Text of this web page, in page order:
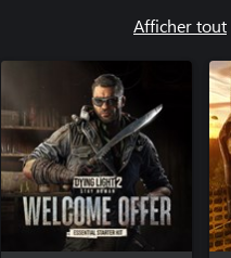
Afficher tout